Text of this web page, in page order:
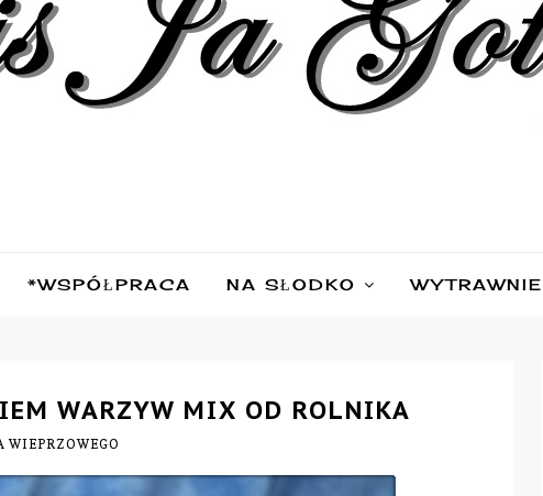
*WSPÓŁPRACA NA SŁODKO WYTRAWNIE
WARZYW MIX OD ROLNIKA